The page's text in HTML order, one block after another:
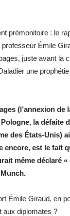
prémonitoire : le
Émile
juste avant la
une
(l’annexion de
la défaite
des États-Unis)
encore, est le fait
même déclaré «
Émile Giraud, en
aux diplomates ?